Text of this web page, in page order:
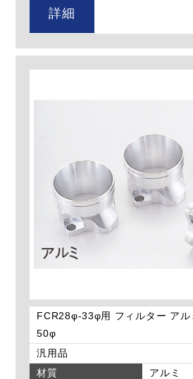
詳細
FCR28φ-33φ用 フィルター アル
50φ
汎用品
材質
アルミ